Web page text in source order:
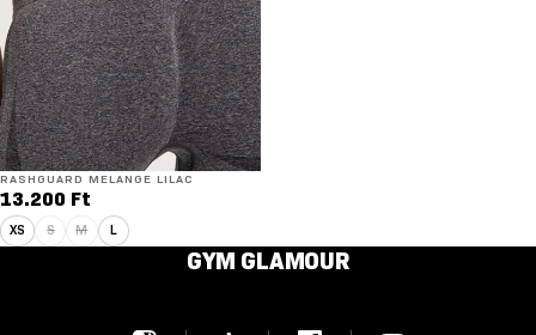
RASHGUARD MELANGE LILAC
13.200 Ft
XS S M L
GYM GLAMOUR